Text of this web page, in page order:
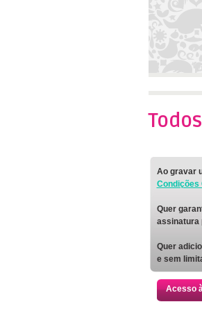
Ao gravar
Condições
Quer
assinatura
Quer
e sem
Acesso